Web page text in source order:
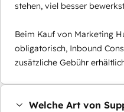
stehen, viel besser
Beim Kauf von Marketing
obligatorisch, Inbound
zusätzliche Gebühr
Welche Art von